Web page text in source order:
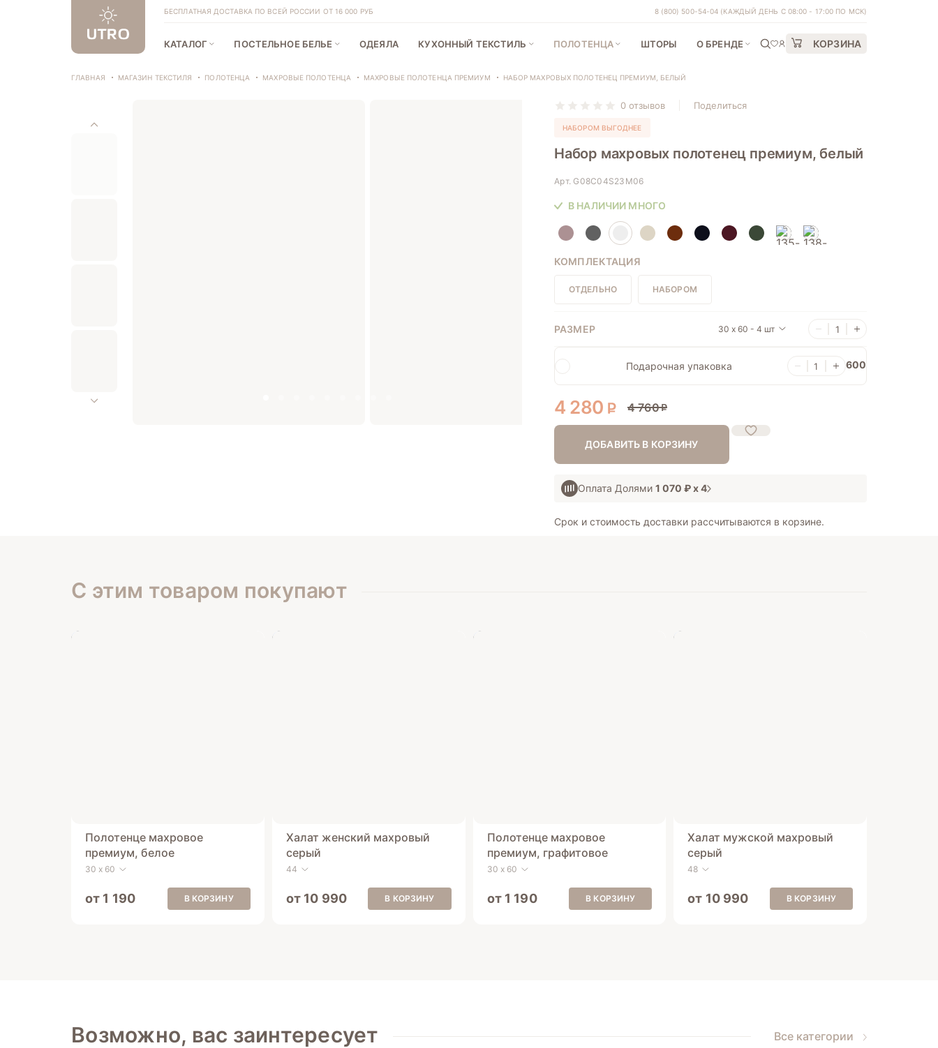
БЕСПЛАТНАЯ ДОСТАВКА ПО ВСЕЙ РОССИИ ОТ 16 000 РУБ 8 (800) 500-54-04 (КАЖДЫЙ ДЕНЬ С 08:00 - 17:00 ПО МСК)
КАТАЛОГ ПОСТЕЛЬНОЕ БЕЛЬЕ ОДЕЯЛА КУХОННЫЙ ТЕКСТИЛЬ ПОЛОТЕНЦА ШТОРЫ О БРЕНДЕ КОРЗИНА
ГЛАВНАЯ МАГАЗИН ТЕКСТИЛЯ ПОЛОТЕНЦА МАХРОВЫЕ ПОЛОТЕНЦА МАХРОВЫЕ ПОЛОТЕНЦА ПРЕМИУМ НАБОР МАХРОВЫХ ПОЛОТЕНЕЦ ПРЕМИУМ, БЕЛЫЙ
0 отзывов Поделиться
НАБОРОМ ВЫГОДНЕЕ
Набор махровых полотенец премиум, белый
Арт.G08C04S23M06
В НАЛИЧИИ МНОГО
КОМПЛЕКТАЦИЯ
ОТДЕЛЬНО НАБОРОМ
РАЗМЕР 30 х 60 - 4 шт
Подарочная упаковка 600
4 280 4 760
ДОБАВИТЬ В КОРЗИНУ
Оплата Долями 1 070 ₽х 4
Срок и стоимость доставки рассчитываются в корзине.
С этим товаром покупают
Полотенце махровое
премиум, белое
30 х 60
от 1 190 В КОРЗИНУ
Халат женский махровый
серый
44
от 10 990 В КОРЗИНУ
Полотенце махровое
премиум, графитовое
30 х 60
от 1 190 В КОРЗИНУ
Халат мужской махровый
серый
48
от 10 990 В КОРЗИНУ
Возможно, вас заинтересует Все категории